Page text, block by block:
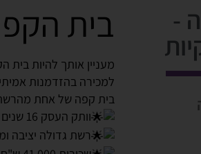
- בית
מעניין אותך להיות בית
למכירה בהזדמנות
בית קפה של אחת
וותק העסק 16 שנים
רשת גדולה יציבה